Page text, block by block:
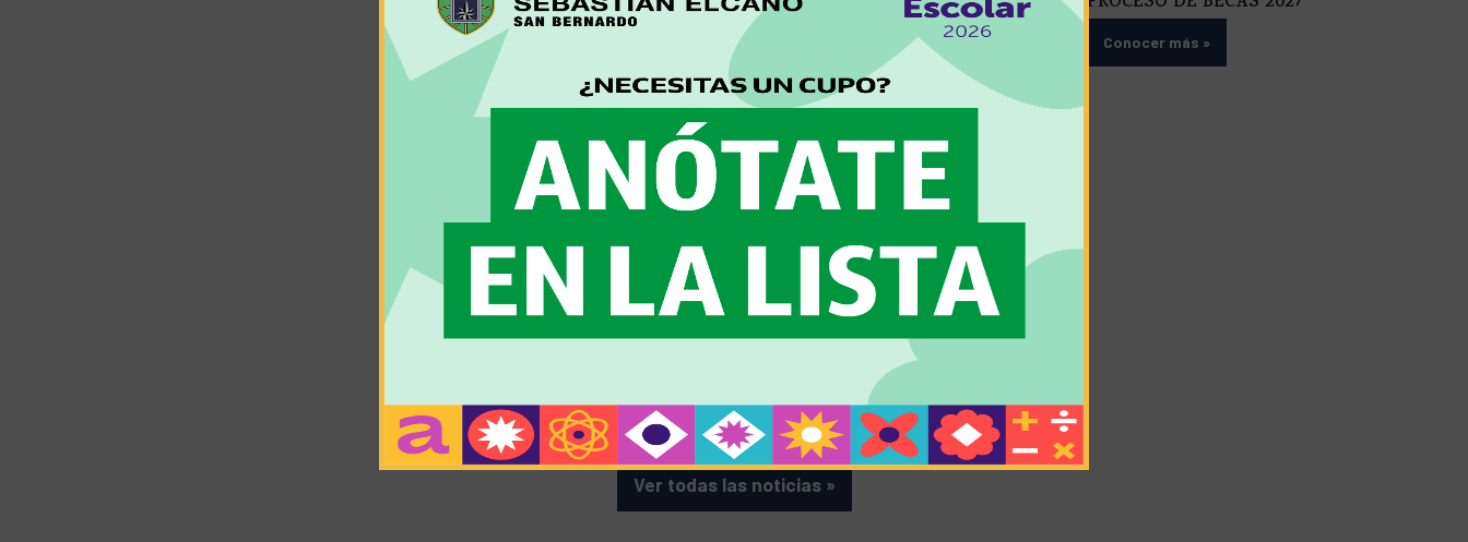
ESTUDIANTES
CONSTRUIR UNA
CONVIVENCIA LIBRE DE
VIOLENCIA
Un grupo de estudiantes líderes
desde 7° Básico representó a
nuestro colegio en la Cumbre de
Corriente", organizada por la
Fundación BostonEduca y
Fundación Volando en V.
PARTICIPACIÓN EN LA
CORRIDA MILO 2026
La participación en la Corrida Milo
permitió a estudiantes y
experiencia que promovió la
actividad física, la vida saludable y
el espíritu deportivo.
Conocer más»
Conocer más »
Ver todas las noticias »